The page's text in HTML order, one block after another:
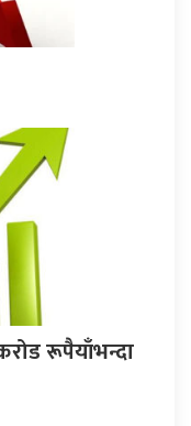
रूपैयाँभन्दा